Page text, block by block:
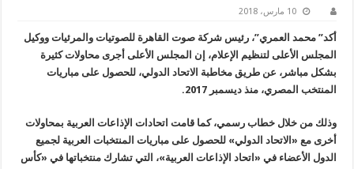
10 مارس، 2018
أكد” محمد العمري”، رئيس شركة صوت القاهرة للصوتيات والمرئيات ووكيل
المجلس الأعلى لتنظيم الإعلام، إن المجلس الأعلى أجرى محاولات كثيرة
بشكل مباشر، عن طريق مخاطبة الاتحاد الدولي، للحصول على مباريات
المنتخب المصري، منذ ديسمبر 2017.
وذلك من خلال خطاب رسمي، كما قامت اتحادات الإذاعات العربية بمحاولات
أخرى مع «الاتحاد الدولي» للحصول على مباريات المنتخبات العربية لجميع
الدول الأعضاء في «اتحاد الإذاعات العربية»، التي تشارك منتخباتها في «كأس